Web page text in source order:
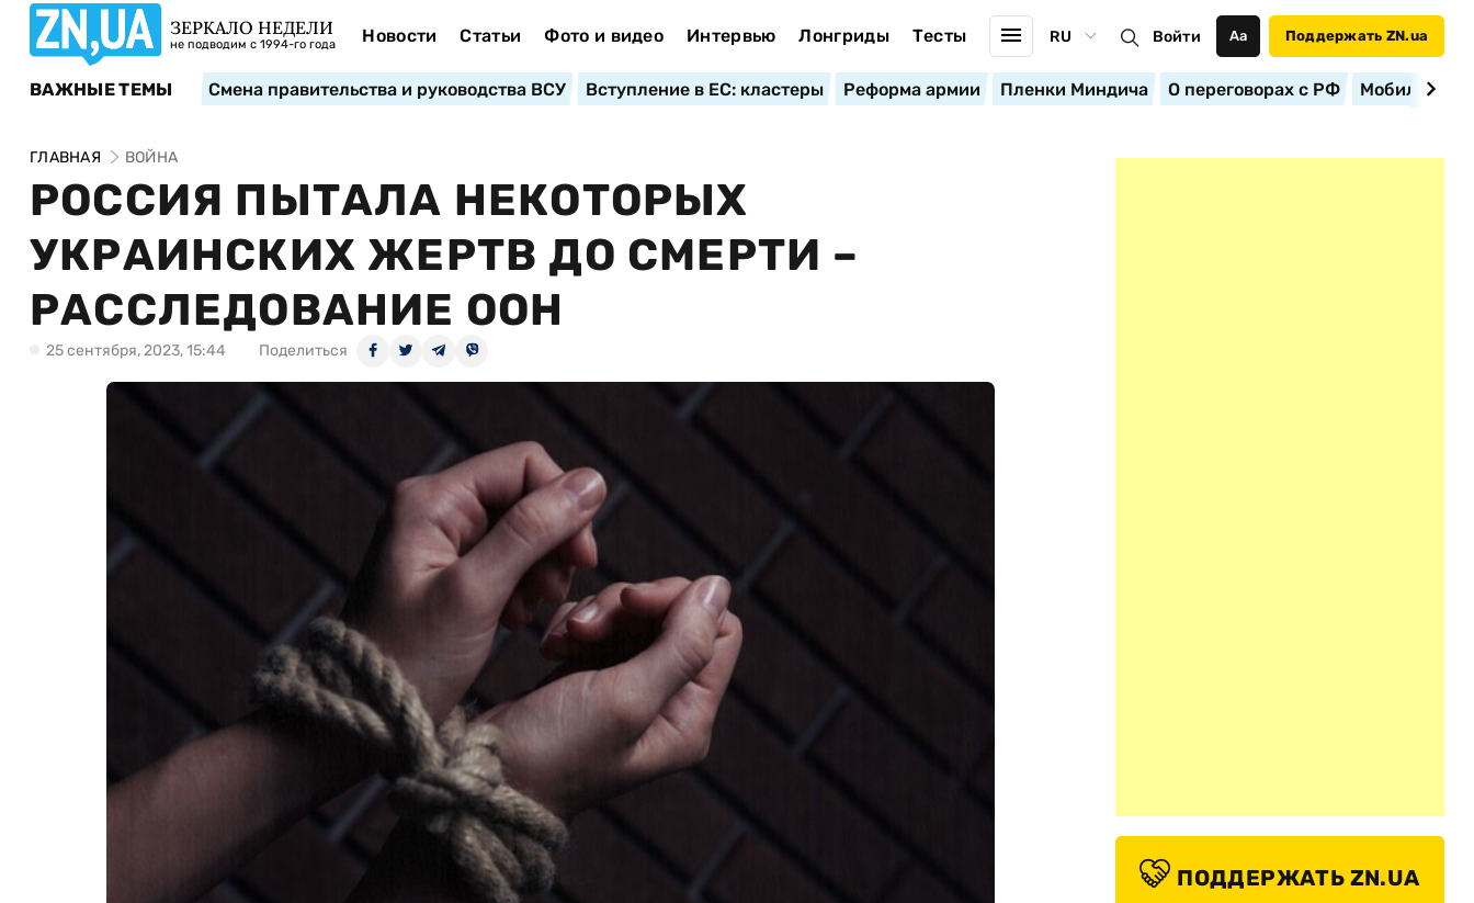
ЗЕРКАЛО НЕДЕЛИ
не подводим с 1994-го года Новости Статьи Фото и видео Интервью Лонгриды Тесты RU Войти Аа Поддержать ZN.ua
ВАЖНЫЕ ТЕМЫ Смена правительства и руководства ВСУ Вступление в ЕС: кластеры Реформа армии Пленки Миндича О переговорах с РФ
ГЛАВНАЯ ВОЙНА
РОССИЯ ПЫТАЛА НЕКОТОРЫХ
УКРАИНСКИХ ЖЕРТВ ДО СМЕРТИ –
РАССЛЕДОВАНИЕ ООН
25 сентября, 2023, 15:44 Поделиться
ПОДДЕРЖАТЬ ZN.UA